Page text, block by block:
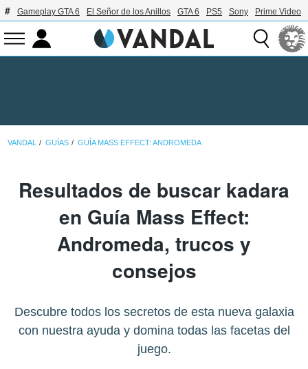
Gameplay GTA 6 El Señor de los Anillos GTA 6 PS5 Sony Prime Video
VANDAL GUÍAS GUÍA MASS EFFECT: ANDROMEDA
Resultados de buscar kadara
en Guía Mass Effect:
Andromeda, trucos y
consejos
Descubre todos los secretos de esta nueva galaxia
con nuestra ayuda y domina todas las facetas del
juego.